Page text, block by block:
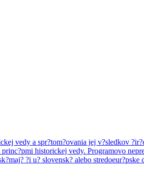
vedy a spr?tom?ovania jej v?sledkov
historickej vedy. Programovo
?i u? slovensk? alebo stredoeur?pske